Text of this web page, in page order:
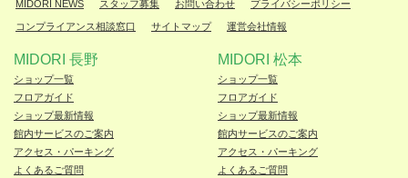
MIDORI NEWS スタッフ募集 お問い合わせ プライバシーポリシー
コンプライアンス相談窓口 サイトマップ 運営会社情報
MIDORI 長野
ショップ一覧
フロアガイド
ショップ最新情報
館内サービスのご案内
アクセス・パーキング
よくあるご質問
MIDORI 松本
ショップ一覧
フロアガイド
ショップ最新情報
館内サービスのご案内
アクセス・パーキング
よくあるご質問